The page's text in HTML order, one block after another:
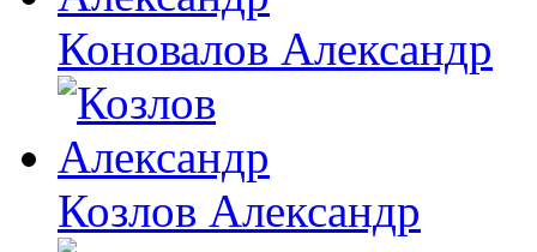
Коновалов Александр
Козлов Александр